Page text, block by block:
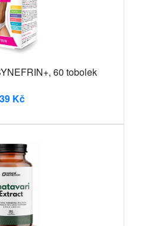
60 tobolek
Kč